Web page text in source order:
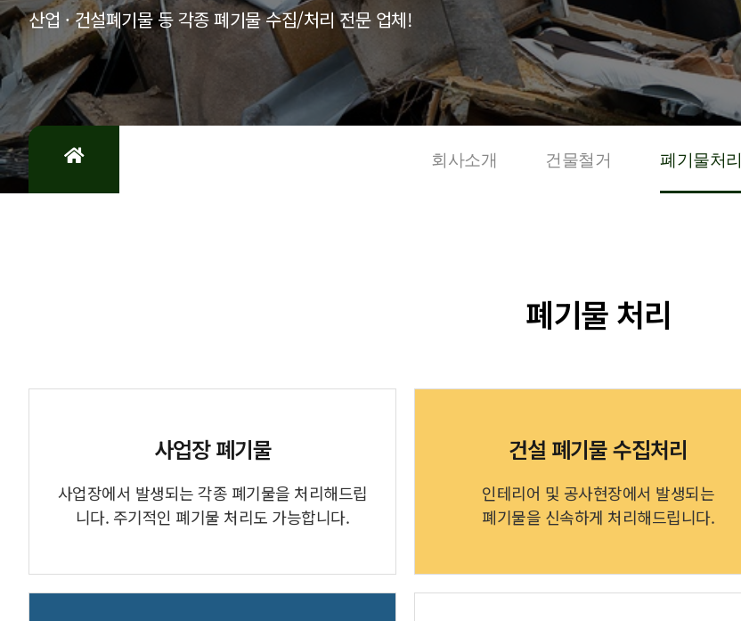
산업 · 건설폐기물 등 각종 폐기물 수집/처리 전문 업체!
회사소개 건물철거 폐기물처리
폐기물 처리
사업장 폐기물
사업장에서 발생되는 각종 폐기물을 처리해드립
니다. 주기적인 폐기물 처리도 가능합니다.
건설 폐기물 수집처리
인테리어 및 공사현장에서 발생되는
폐기물을 신속하게 처리해드립니다.